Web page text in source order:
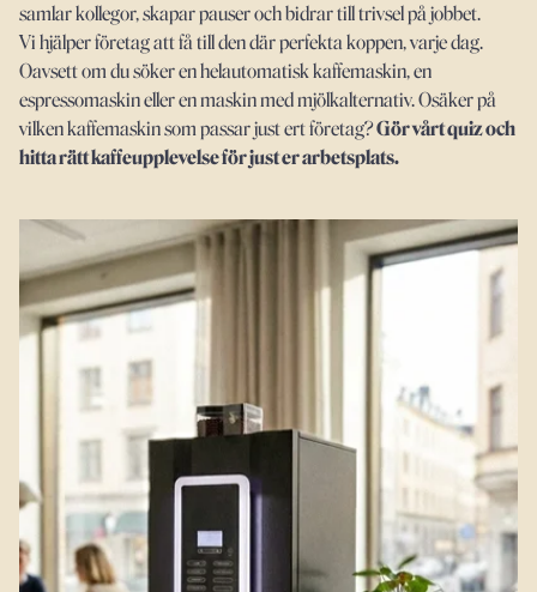
samlar kollegor, skapar pauser och bidrar till trivsel på jobbet.
Vi hjälper företag att få till den där perfekta koppen, varje dag.
Oavsett om du söker en helautomatisk kaffemaskin, en
espressomaskin eller en maskin med mjölkalternativ. Osäker på
vilken kaffemaskin som passar just ert företag?Gör vårt quiz och
hitta rätt kaffeupplevelse för just er arbetsplats.